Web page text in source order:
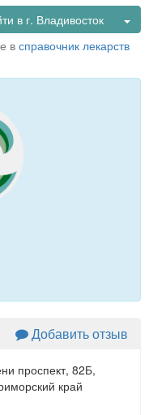
в г. Владивосток
в справочник лекарств
Добавить отзыв
проспект, 82Б,
край